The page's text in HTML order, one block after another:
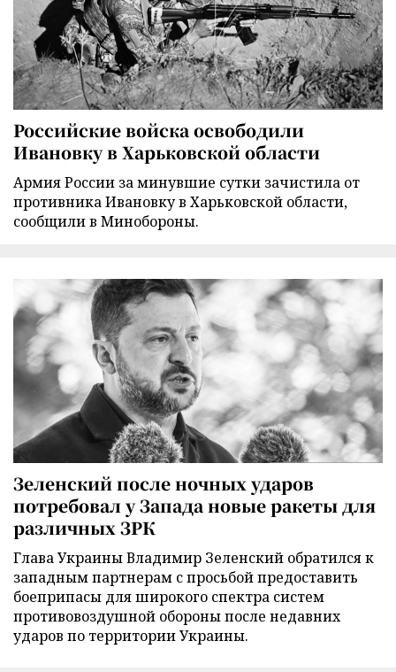
Российские войска освободили
Ивановку в Харьковской области
Армия России за минувшие сутки зачистила от
противника Ивановку в Харьковской области,
сообщили в Минобороны.
Зеленский после ночных ударов
потребовал у Запада новые ракеты для
различных ЗРК
Глава Украины Владимир Зеленский обратился к
западным партнерам с просьбой предоставить
боеприпасы для широкого спектра систем
противовоздушной обороны после недавних
ударов по территории Украины.